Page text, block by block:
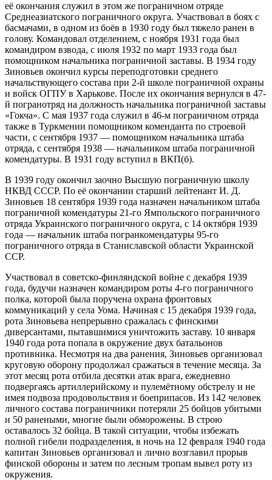
её окончания служил в этом же пограничном отряде
Среднеазиатского пограничного округа. Участвовал в боях с
басмачами, в одном из боёв в 1930 году был тяжело ранен в
голову. Командовал отделением, с ноября 1931 года был
командиром взвода, с июля 1932 по март 1933 года был
помощником начальника пограничной заставы. В 1934 году
Зиновьев окончил курсы переподготовки среднего
начальствующего состава при 2-й школе пограничной охраны
и войск ОГПУ в Харькове. После их окончания вернулся в 47-
й погранотряд на должность начальника пограничной заставы
«Гокча». С мая 1937 года служил в 46-м пограничном отряда
также в Туркмении помощником коменданта по строевой
части, с сентября 1937 — помощником начальника штаба
отряда, с сентября 1938 — начальником штаба пограничной
комендатуры. В 1931 году вступил в ВКП(б).
В 1939 году окончил заочно Высшую пограничную школу
НКВД СССР. По её окончании старший лейтенант И. Д.
Зиновьев 18 сентября 1939 года назначен начальником штаба
пограничной комендатуры 21-го Ямпольского пограничного
отряда Украинского пограничного округа, с 14 октября 1939
года — начальник штаба погранкомендатуры 95-го
пограничного отряда в Станиславской области Украинской
ССР.
Участвовал в советско-финляндской войне с декабря 1939
года, будучи назначен командиром роты 4-го пограничного
полка, которой была поручена охрана фронтовых
коммуникаций у села Уома. Начиная с 15 декабря 1939 года,
рота Зиновьева непрерывно сражалась с финскими
диверсантами, пытавшимися уничтожить заставу. 10 января
1940 года рота попала в окружение двух батальонов
противника. Несмотря на два ранения, Зиновьев организовал
круговую оборону продолжал сражаться в течение месяца. За
этот месяц рота отбила десятки атак врага, ежедневно
подвергаясь артиллерийскому и пулемётному обстрелу и не
имея подвоза продовольствия и боеприпасов. Из 142 человек
личного состава пограничники потеряли 25 бойцов убитыми
и 50 ранеными, многие были обморожены. В строю
оставалось 32 бойца. В такой ситуации, чтобы избежать
полной гибели подразделения, в ночь на 12 февраля 1940 года
капитан Зиновьев организовал и лично возглавил прорыв
финской обороны и затем по лесным тропам вывел роту из
окружения.